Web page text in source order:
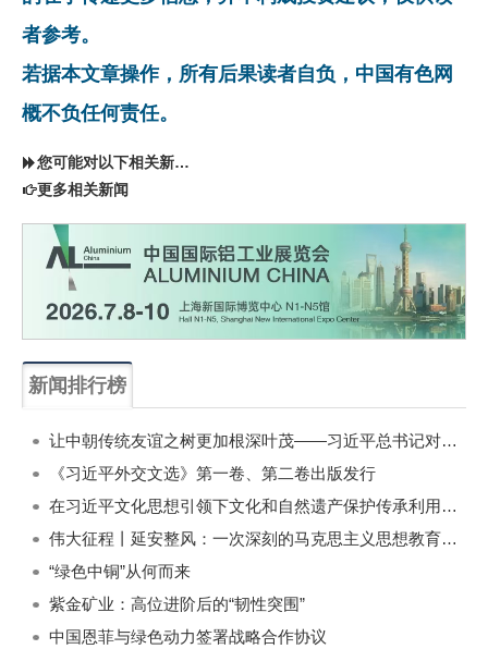
者参考。
若据本文章操作，所有后果读者自负，中国有色网
概不负任何责任。
您可能对以下相关新闻同样感兴趣
更多相关新闻
新闻排行榜
让中朝传统友谊之树更加根深叶茂——习近平总书记对朝鲜进行国事访问纪实
《习近平外交文选》第一卷、第二卷出版发行
在习近平文化思想引领下文化和自然遗产保护传承利用工作开创新局面
伟大征程丨延安整风：一次深刻的马克思主义思想教育运动
“绿色中铜”从何而来
紫金矿业：高位进阶后的“韧性突围”
中国恩菲与绿色动力签署战略合作协议